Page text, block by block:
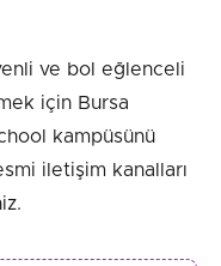
ve bol eğlenceli
için Bursa
kampüsünü
iletişim kanalları